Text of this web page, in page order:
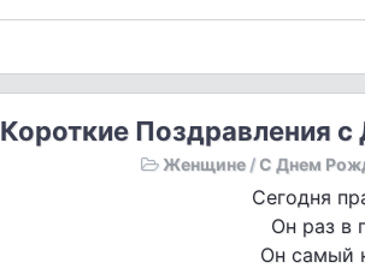
Короткие Поздравления
Женщине / С Днем
Сегодня
Он раз в
Он самый